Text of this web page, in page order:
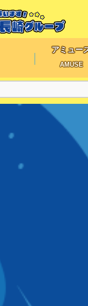
アミュー
AMUSE